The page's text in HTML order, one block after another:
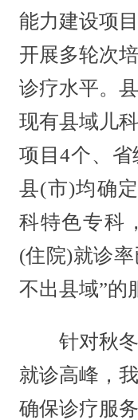
能力建设项
开展多轮次
诊疗水平。
现有县域儿
项目4个、
县(市)均确
科特色专科
(住院)就诊
不出县域”的
针对秋冬
就诊高峰，
确保诊疗服